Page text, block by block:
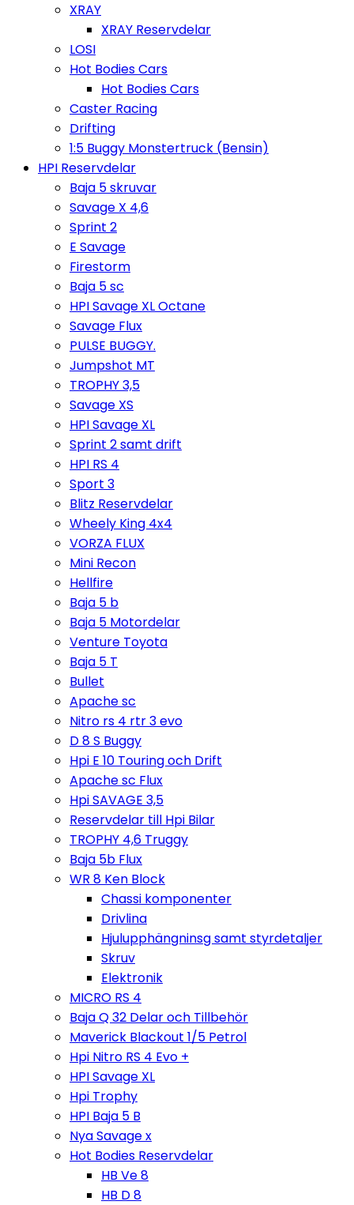
XRAY
XRAY Reservdelar
LOSI
Hot Bodies Cars
Hot Bodies Cars
Caster Racing
Drifting
1:5 Buggy Monstertruck (Bensin)
HPI Reservdelar
Baja 5 skruvar
Savage X 4,6
Sprint 2
E Savage
Firestorm
Baja 5 sc
HPI Savage XL Octane
Savage Flux
PULSE BUGGY.
Jumpshot MT
TROPHY 3,5
Savage XS
HPI Savage XL
Sprint 2 samt drift
HPI RS 4
Sport 3
Blitz Reservdelar
Wheely King 4x4
VORZA FLUX
Mini Recon
Hellfire
Baja 5 b
Baja 5 Motordelar
Venture Toyota
Baja 5 T
Bullet
Apache sc
Nitro rs 4 rtr 3 evo
D 8 S Buggy
Hpi E 10 Touring och Drift
Apache sc Flux
Hpi SAVAGE 3,5
Reservdelar till Hpi Bilar
TROPHY 4,6 Truggy
Baja 5b Flux
WR 8 Ken Block
Chassi komponenter
Drivlina
Hjulupphängninsg samt styrdetaljer
Skruv
Elektronik
MICRO RS 4
Baja Q 32 Delar och Tillbehör
Maverick Blackout 1/5 Petrol
Hpi Nitro RS 4 Evo +
HPI Savage XL
Hpi Trophy
HPI Baja 5 B
Nya Savage x
Hot Bodies Reservdelar
HB Ve 8
HB D 8